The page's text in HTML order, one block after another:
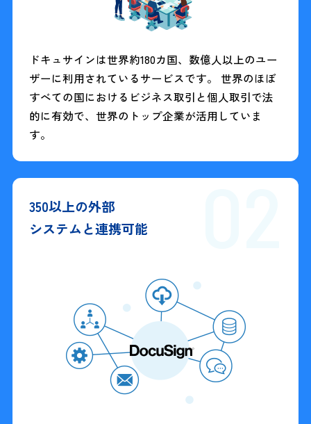
ドキュサインは世界約180カ国、数億人以上のユー
ザーに利用されているサービスです。 世界のほぼ
すべての国におけるビジネス取引と個人取引で法
的に有効で、世界のトップ企業が活用していま
す。
350以上の外部
システムと連携可能